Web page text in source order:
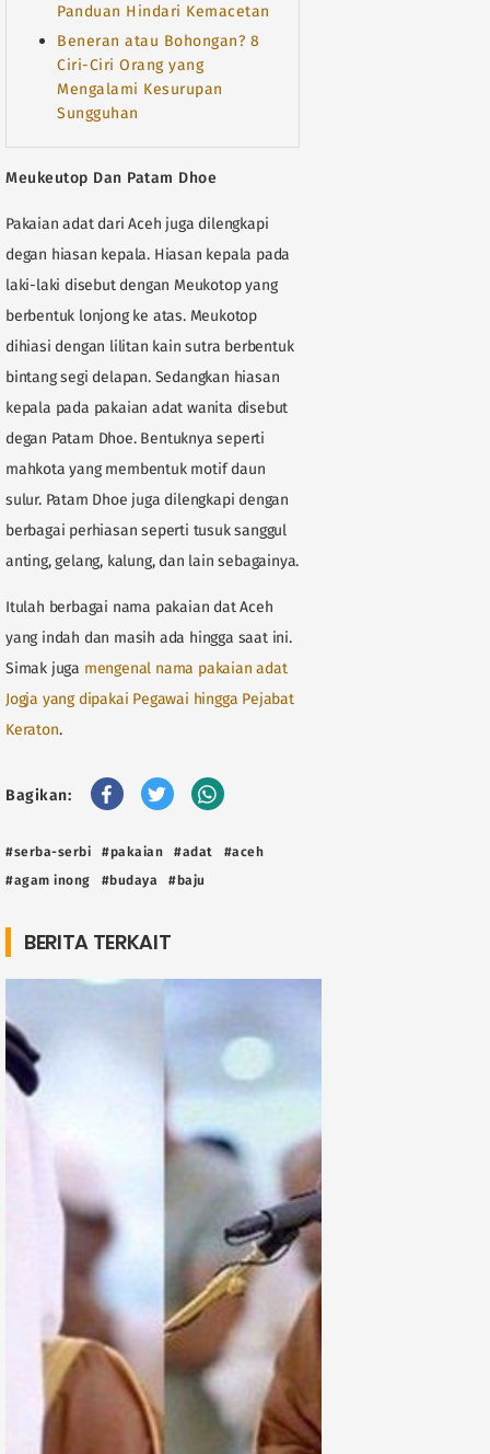
Panduan Hindari Kemacetan
Beneran atau Bohongan? 8
Ciri-Ciri Orang yang
Mengalami Kesurupan
Sungguhan
Meukeutop Dan Patam Dhoe
Pakaian adat dari Aceh juga dilengkapi
degan hiasan kepala. Hiasan kepala pada
laki-laki disebut dengan Meukotop yang
berbentuk lonjong ke atas. Meukotop
dihiasi dengan lilitan kain sutra berbentuk
bintang segi delapan. Sedangkan hiasan
kepala pada pakaian adat wanita disebut
degan Patam Dhoe. Bentuknya seperti
mahkota yang membentuk motif daun
sulur. Patam Dhoe juga dilengkapi dengan
berbagai perhiasan seperti tusuk sanggul
anting, gelang, kalung, dan lain sebagainya.
Itulah berbagai nama pakaian dat Aceh
yang indah dan masih ada hingga saat ini.
Simak juga mengenal nama pakaian adat
Jogja yang dipakai Pegawai hingga Pejabat
Keraton.
Bagikan:
#serba-serbi #pakaian #adat
#aceh
#agam inong
#budaya #baju
BERITA TERKAIT